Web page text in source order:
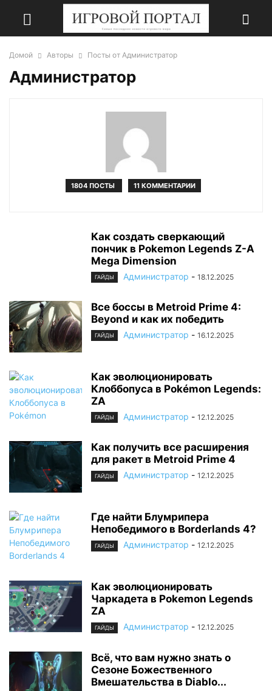
Домой Авторы Посты от Администратор
Администратор
1804 ПОСТЫ 11 КОММЕНТАРИИ
Как создать сверкающий
пончик в Pokemon Legends Z-A
Mega Dimension
ГАЙДЫ Администратор - 18.12.2025
Все боссы в Metroid Prime 4:
Beyond и как их победить
ГАЙДЫ Администратор - 16.12.2025
Как эволюционировать
Клоббопуса в Pokémon Legends:
ZA
ГАЙДЫ Администратор - 12.12.2025
Как получить все расширения
для ракет в Metroid Prime 4
ГАЙДЫ Администратор - 12.12.2025
Где найти Блумрипера
Непобедимого в Borderlands 4?
ГАЙДЫ Администратор - 12.12.2025
Как эволюционировать
Чаркадета в Pokemon Legends
ZA
ГАЙДЫ Администратор - 12.12.2025
Всё, что вам нужно знать о
Сезоне Божественного
Вмешательства в Diablo...